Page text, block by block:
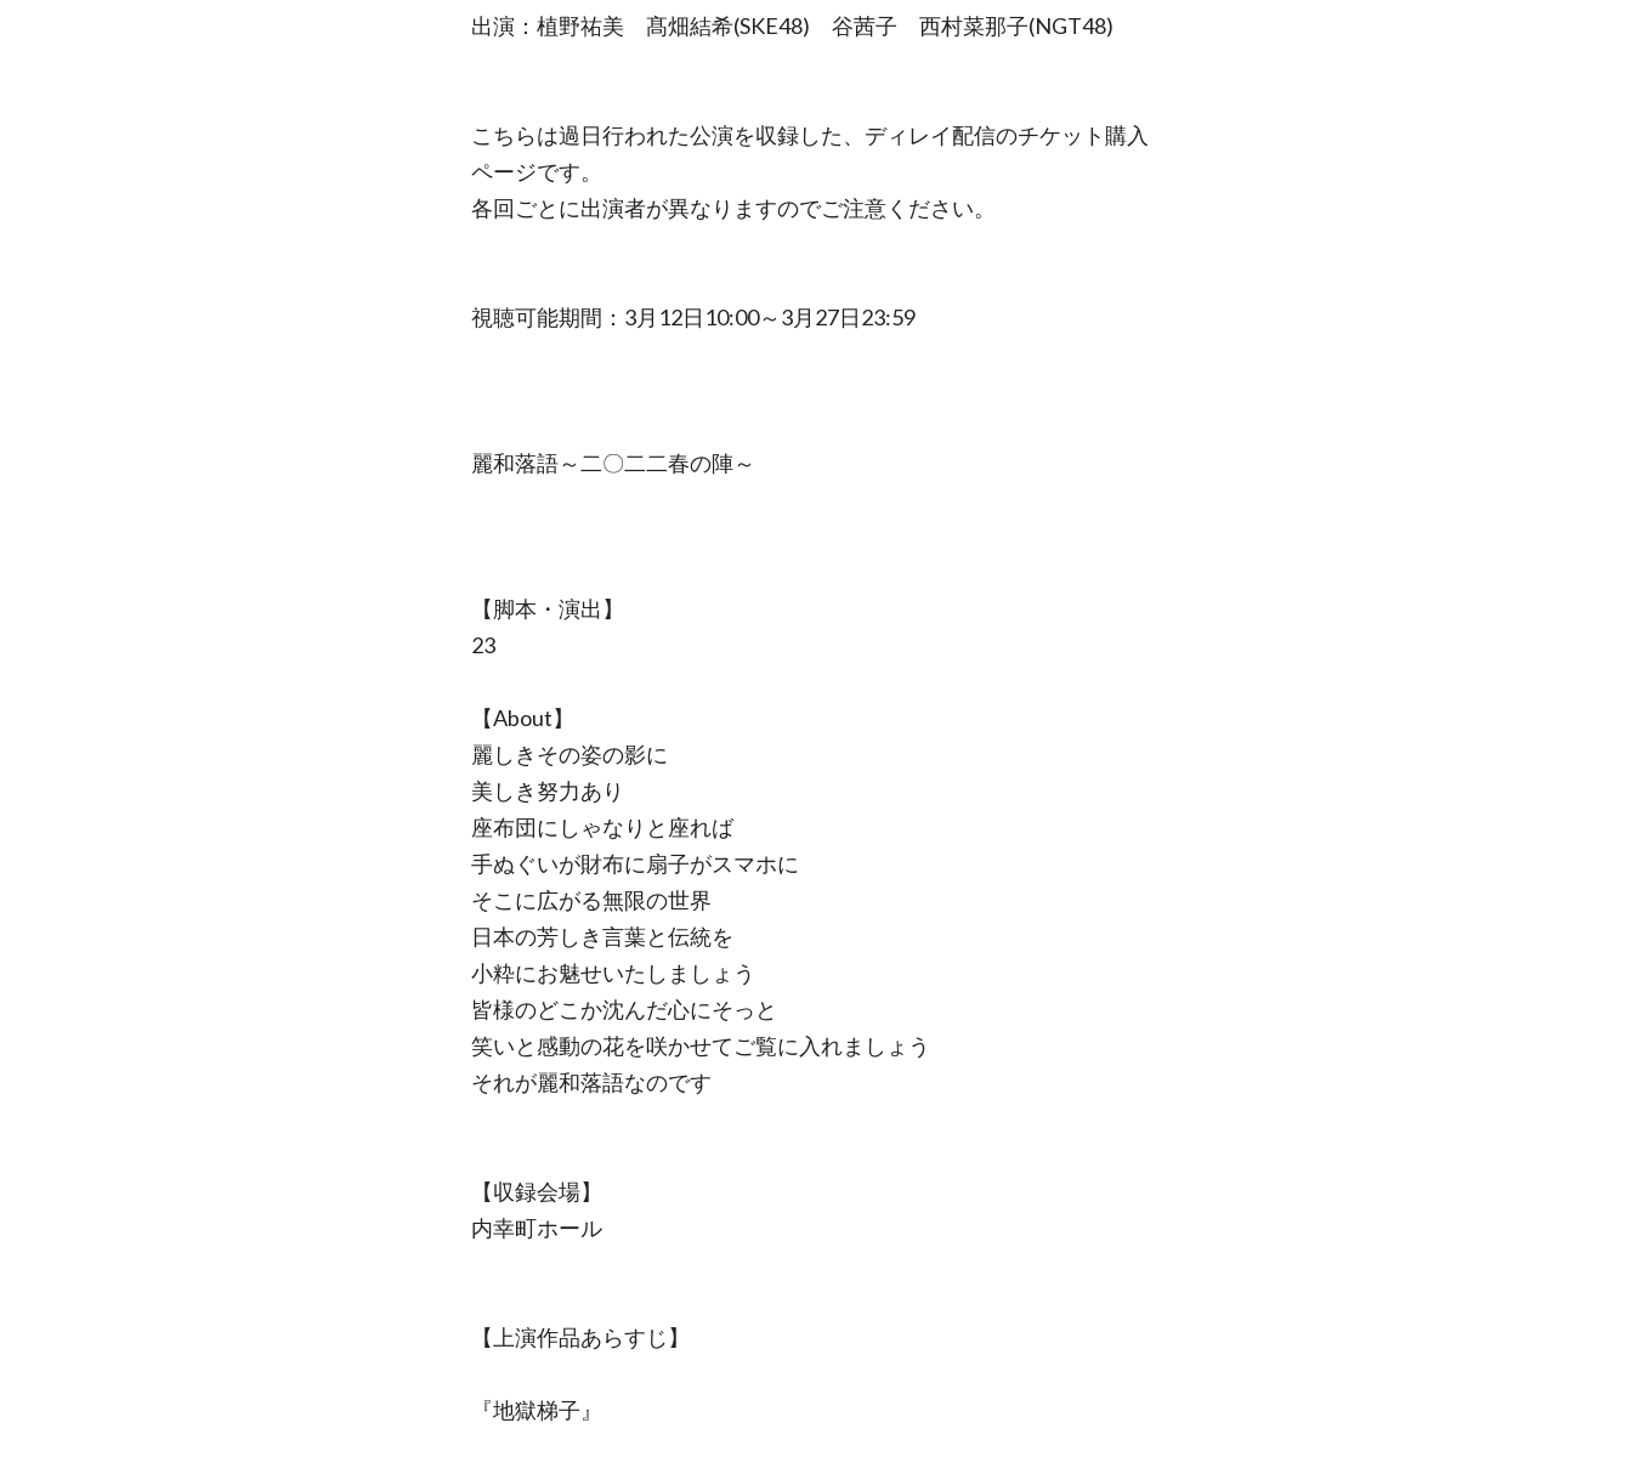
出演：植野祐美 髙畑結希(SKE48) 谷茜子 西村菜那子(NGT48)
こちらは過日行われた公演を収録した、ディレイ配信のチケット購入
ページです。
各回ごとに出演者が異なりますのでご注意ください。
視聴可能期間：3月12日10:00～3月27日23:59
麗和落語～二〇二二春の陣～
【脚本・演出】
23
【About】
麗しきその姿の影に
美しき努力あり
座布団にしゃなりと座れば
手ぬぐいが財布に扇子がスマホに
そこに広がる無限の世界
日本の芳しき言葉と伝統を
小粋にお魅せいたしましょう
皆様のどこか沈んだ心にそっと
笑いと感動の花を咲かせてご覧に入れましょう
それが麗和落語なのです
【収録会場】
内幸町ホール
【上演作品あらすじ】
『地獄梯子』